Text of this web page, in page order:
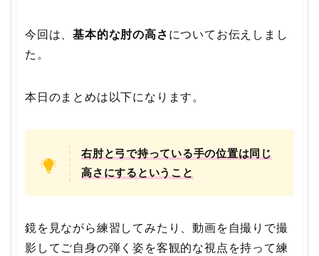
今回は、基本的な肘の高さについてお伝えしまし
た。
本日のまとめは以下になります。
右肘と弓で持っている手の位置は同じ
高さにするということ
鏡を見ながら練習してみたり、動画を自撮りで撮
影してご自身の弾く姿を客観的な視点を持って練